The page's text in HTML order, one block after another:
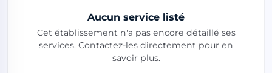
Aucun service listé
Cet établissement n'a pas encore détaillé ses
services. Contactez-les directement pour en
savoir plus.